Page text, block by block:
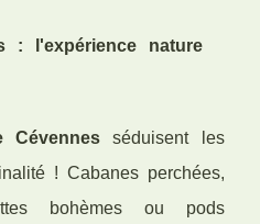
: l'expérience nature
Cévennesséduisent les
! Cabanes perchées,
bohèmes ou pods